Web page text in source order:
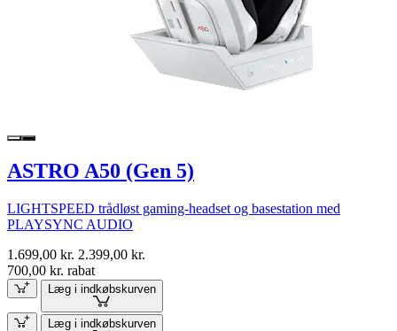
ASTRO A50 (Gen 5)
LIGHTSPEED trådløst gaming-headset og basestation med
PLAYSYNC AUDIO
1.699,00 kr. 2.399,00 kr.
700,00 kr. rabat
Læg i indkøbskurven
Læg i indkøbskurven